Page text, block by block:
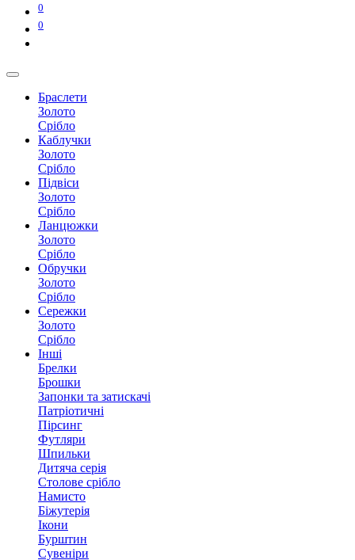
0
0
Браслети
Золото
Срібло
Каблучки
Золото
Срібло
Підвіси
Золото
Срібло
Ланцюжки
Золото
Срібло
Обручки
Золото
Срібло
Сережки
Золото
Срібло
Інші
Брелки
Брошки
Запонки та затискачі
Патріотичні
Пірсинг
Футляри
Шпильки
Дитяча серія
Столове срібло
Намисто
Біжутерія
Ікони
Бурштин
Сувеніри